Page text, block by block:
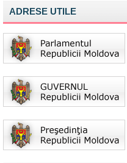
ADRESE UTILE